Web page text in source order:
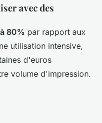
avec des
80% par rapport aux
utilisation intensive,
d'euros
volume d'impression.